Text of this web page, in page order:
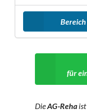
für
DieAG-Reha